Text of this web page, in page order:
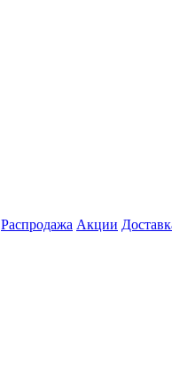
Распродажа Акции